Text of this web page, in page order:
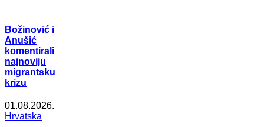
Božinović i
Anušić
komentirali
najnoviju
migrantsku
krizu
01.08.2026.
Hrvatska